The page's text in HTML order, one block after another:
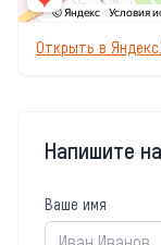
Открыть в
Напишите
Ваше имя